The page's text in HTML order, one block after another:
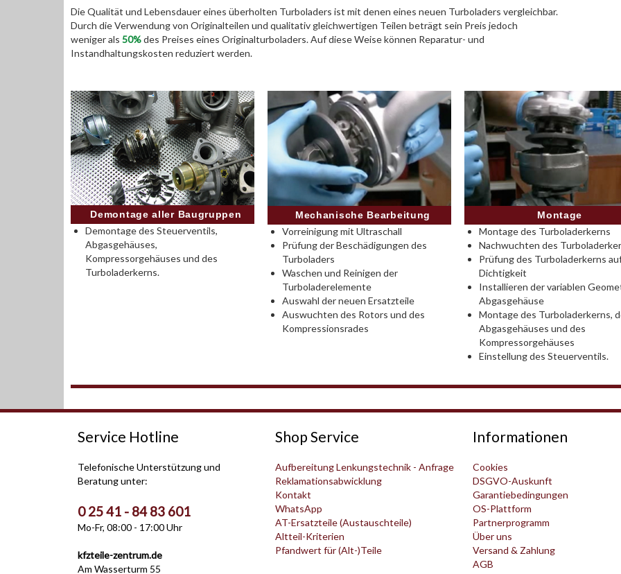
Die Qualität und Lebensdauer eines überholten Turboladers ist mit denen eines neuen Turboladers vergleichbar.
Durch die Verwendung von Originalteilen und qualitativ gleichwertigen Teilen beträgt sein Preis jedoch
weniger als 50%des Preises eines Originalturboladers. Auf diese Weise können Reparatur- und
Instandhaltungskosten reduziert werden.
Demontage aller Baugruppen
Demontage des Steuerventils,
Abgasgehäuses,
Kompressorgehäuses und des
Turboladerkerns.
Mechanische Bearbeitung
Vorreinigung mit Ultraschall
Prüfung der Beschädigungen des
Turboladers
Waschen und Reinigen der
Turboladerelemente
Auswahl der neuen Ersatzteile
Auswuchten des Rotors und des
Kompressionsrades
Montage
Montage des Turboladerkerns
Nachwuchten des
Prüfung des Turboladerkerns
Dichtigkeit
Installieren der variablen
Abgasgehäuse
Montage des Turboladerkerns,
Abgasgehäuses und des
Kompressorgehäuses
Einstellung des Steuerventils.
Service Hotline
Telefonische Unterstützung und
Beratung unter:
0 25 41 - 84 83 601
Mo-Fr, 08:00 - 17:00 Uhr
kfzteile-zentrum.de
Am Wasserturm 55
Shop Service
Aufbereitung Lenkungstechnik - Anfrage
Reklamationsabwicklung
Kontakt
WhatsApp
AT-Ersatzteile (Austauschteile)
Altteil-Kriterien
Pfandwert für (Alt-)Teile
Informationen
Cookies
DSGVO-Auskunft
Garantiebedingungen
OS-Plattform
Partnerprogramm
Über uns
Versand & Zahlung
AGB